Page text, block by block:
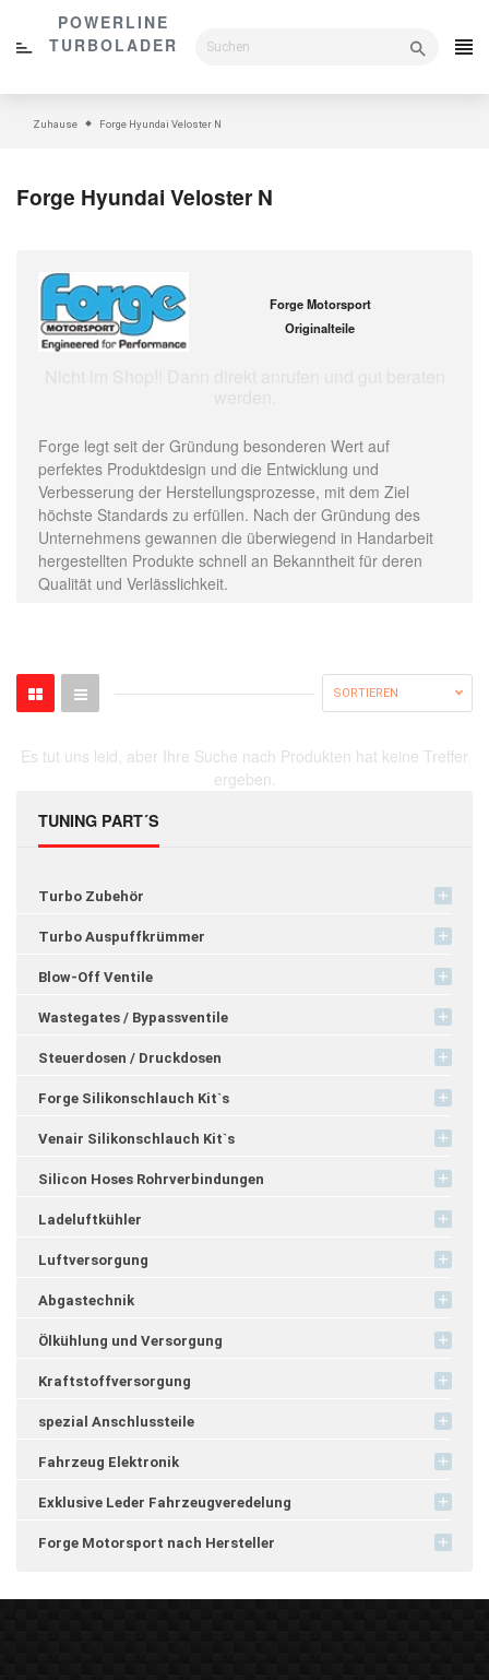
Inhalt
POWERLINE
TURBOLADER
Zuhause Forge Hyundai Veloster N
TUNING PART´S
Turbo Zubehör
Turbo Auspuffkrümmer
Blow-Off Ventile
Wastegates / Bypassventile
Steuerdosen / Druckdosen
Forge Silikonschlauch Kit`s
Venair Silikonschlauch Kit`s
Silicon Hoses Rohrverbindungen
Ladeluftkühler
Luftversorgung
Abgastechnik
Ölkühlung und Versorgung
Kraftstoffversorgung
spezial Anschlussteile
Fahrzeug Elektronik
Exklusive Leder Fahrzeugveredelung
Forge Motorsport nach Hersteller
Forge Hyundai Veloster N
Forge Motorsport
Originalteile
Forge legt seit der Gründung besonderen Wert auf
perfektes Produktdesign und die Entwicklung und
Verbesserung der Herstellungsprozesse, mit dem Ziel
höchste Standards zu erfüllen. Nach der Gründung des
Unternehmens gewannen die überwiegend in Handarbeit
hergestellten Produkte schnell an Bekanntheit für deren
Qualität und Verlässlichkeit.
SORTIEREN
Es tut uns leid, aber Ihre Suche nach Produkten hat keine Treffer
ergeben.